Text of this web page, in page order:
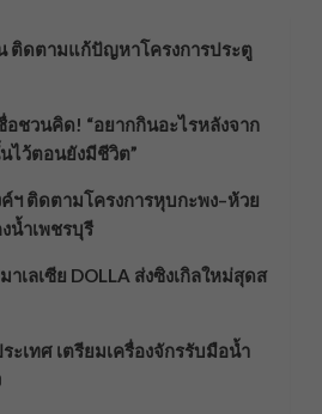
ติดตามแก้ปัญหาโครงการประตู
อชวนคิด! “อยากกินอะไรหลังจาก
ไว้ตอนยังมีชีวิต”
ฯ ติดตามโครงการหุบกะพง–ห้วย
น้ำเพชรบุรี
าเลเซีย DOLLA ส่งซิงเกิลใหม่สุดส
ะเทศ เตรียมเครื่องจักรรับมือน้ำ